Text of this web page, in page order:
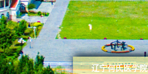
辽宁何氏医学院